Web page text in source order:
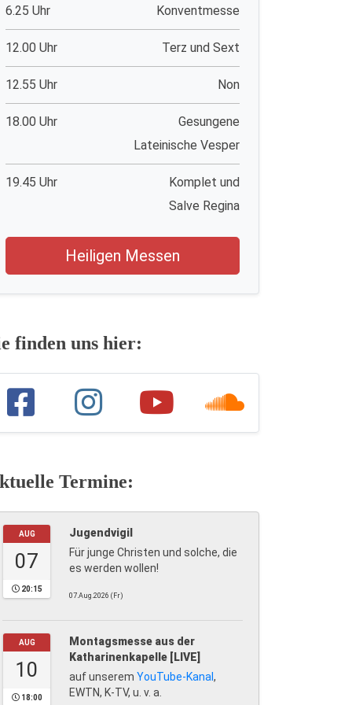
6.25 Uhr Konventmesse
12.00 Uhr Terz und Sext
12.55 Uhr Non
18.00 Uhr
Gesungene
Lateinische Vesper
19.45 Uhr
Komplet und
Salve Regina
Heiligen Messen
finden uns hier:
Termine:
AUG
07
20:15
Jugendvigil
Für junge Christen und solche, die
es werden wollen!
07.Aug.2026 (Fr)
AUG
10
18:00
Montagsmesse aus der
Katharinenkapelle [LIVE]
auf unserem YouTube-Kanal ,
EWTN, K-TV, u. v. a.